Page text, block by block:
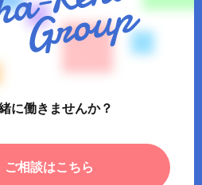
に働きませんか？
ご相談はこちら